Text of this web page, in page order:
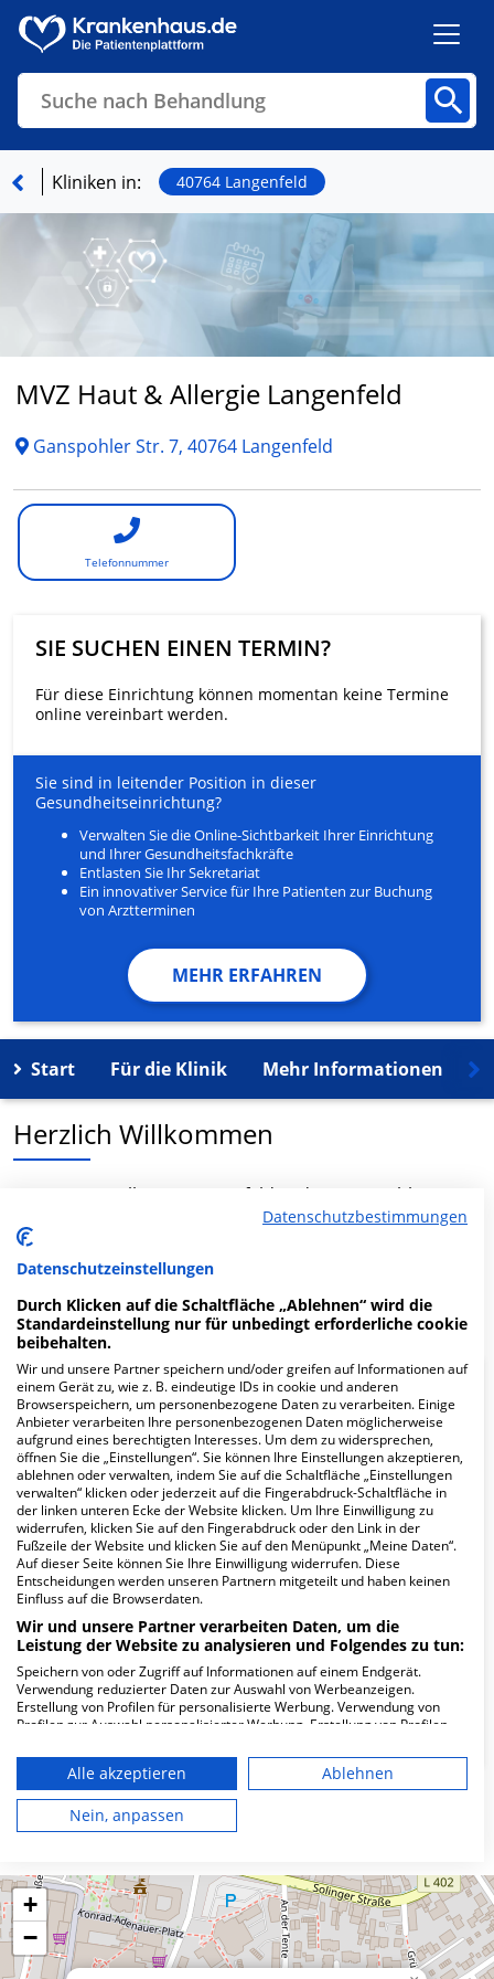
Suche nach Behandlung
Finden
Kliniken in: 40764 Langenfeld
MVZ Haut & Allergie Langenfeld
Ganspohler Str. 7, 40764 Langenfeld
Telefonnummer
SIE SUCHEN EINEN TERMIN?
Für diese Einrichtung können momentan keine Termine
online vereinbart werden.
Sie sind in leitender Position in dieser
Gesundheitseinrichtung?
Verwalten Sie die Online-Sichtbarkeit Ihrer Einrichtung
und Ihrer Gesundheitsfachkräfte
Entlasten Sie Ihr Sekretariat
Ein innovativer Service für Ihre Patienten zur Buchung
von Arztterminen
MEHR ERFAHREN
Start Für die Klinik Mehr Informationen
Herzlich Willkommen
MVZ Haut & Allergie Langenfeld in der Ganspohler Str. 7
ist ein medizinisches Versorgungszentrum in
Langenfeld.
Mehr Informationen
FAQ
Hier ﬁnden Sie häuﬁg gestellte Fragen zu dieser Klinik.
Wie lautet die Adresse von MVZ Haut &
Allergie Langenfeld?
Ganspohler Str. 7
Wie ist die Telefonnummer von MVZ Haut &
Allergie Langenfeld?
Karte
+
−
Datenschutzbestimmungen
Datenschutzeinstellungen
Durch Klicken auf die Schaltfläche „Ablehnen“ wird die
Standardeinstellung nur für unbedingt erforderliche cookie
beibehalten.
Wir und unsere Partner speichern und/oder greifen auf Informationen auf
einem Gerät zu, wie z. B. eindeutige IDs in cookie und anderen
Browserspeichern, um personenbezogene Daten zu verarbeiten. Einige
Anbieter verarbeiten Ihre personenbezogenen Daten möglicherweise
aufgrund eines berechtigten Interesses. Um dem zu widersprechen,
öffnen Sie die „Einstellungen“. Sie können Ihre Einstellungen akzeptieren,
ablehnen oder verwalten, indem Sie auf die Schaltfläche „Einstellungen
verwalten“ klicken oder jederzeit auf die Fingerabdruck-Schaltfläche in
der linken unteren Ecke der Website klicken. Um Ihre Einwilligung zu
widerrufen, klicken Sie auf den Fingerabdruck oder den Link in der
Fußzeile der Website und klicken Sie auf den Menüpunkt „Meine Daten“.
Auf dieser Seite können Sie Ihre Einwilligung widerrufen. Diese
Entscheidungen werden unseren Partnern mitgeteilt und haben keinen
Einfluss auf die Browserdaten.
Wir und unsere Partner verarbeiten Daten, um die
Leistung der Website zu analysieren und Folgendes zu tun:
Speichern von oder Zugriff auf Informationen auf einem Endgerät.
Verwendung reduzierter Daten zur Auswahl von Werbeanzeigen.
Erstellung von Profilen für personalisierte Werbung. Verwendung von
Profilen zur Auswahl personalisierter Werbung. Erstellung von Profilen
personalisierter Inhalte. Messung der Werbeleistung. Messung der
Performance von Inhalten. Analyse von Zielgruppen durch Statistiken
oder Kombinationen von Daten aus verschiedenen Quellen. Entwicklung
und Verbesserung der Angebote. Verwendung reduzierter Daten zur
Auswahl von Inhalten.
Ihre Einwilligung und die cookie Richtlinie gelten ausschließlich für diese
Website/App.
Partnerliste anzeigen (1 IAB-Anbieter)
Wir nutzen Ihre Daten für folgende Zwecke:
Alle akzeptieren
Ablehnen
Nein, anpassen